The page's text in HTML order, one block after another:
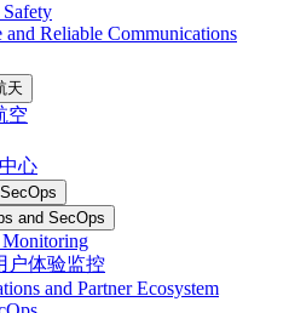
and Reliable Communications
天
空
心
and SecOps
户体验监控
and Partner Ecosystem